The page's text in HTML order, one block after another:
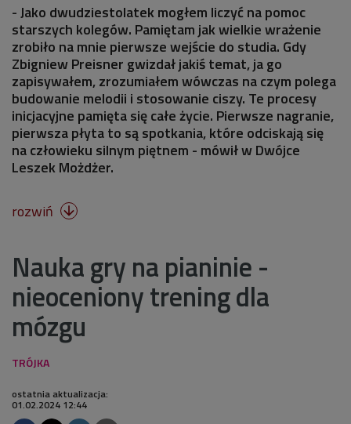
- Jako dwudziestolatek mogłem liczyć na pomoc
starszych kolegów. Pamiętam jak wielkie wrażenie
zrobiło na mnie pierwsze wejście do studia. Gdy
Zbigniew Preisner gwizdał jakiś temat, ja go
zapisywałem, zrozumiałem wówczas na czym polega
budowanie melodii i stosowanie ciszy. Te procesy
inicjacyjne pamięta się całe życie. Pierwsze nagranie,
pierwsza płyta to są spotkania, które odciskają się
na człowieku silnym piętnem - mówił w Dwójce
Leszek Możdżer.
rozwiń 
Nauka gry na pianinie -
nieoceniony trening dla
mózgu
ostatnia aktualizacja:
01.02.2024 12:44